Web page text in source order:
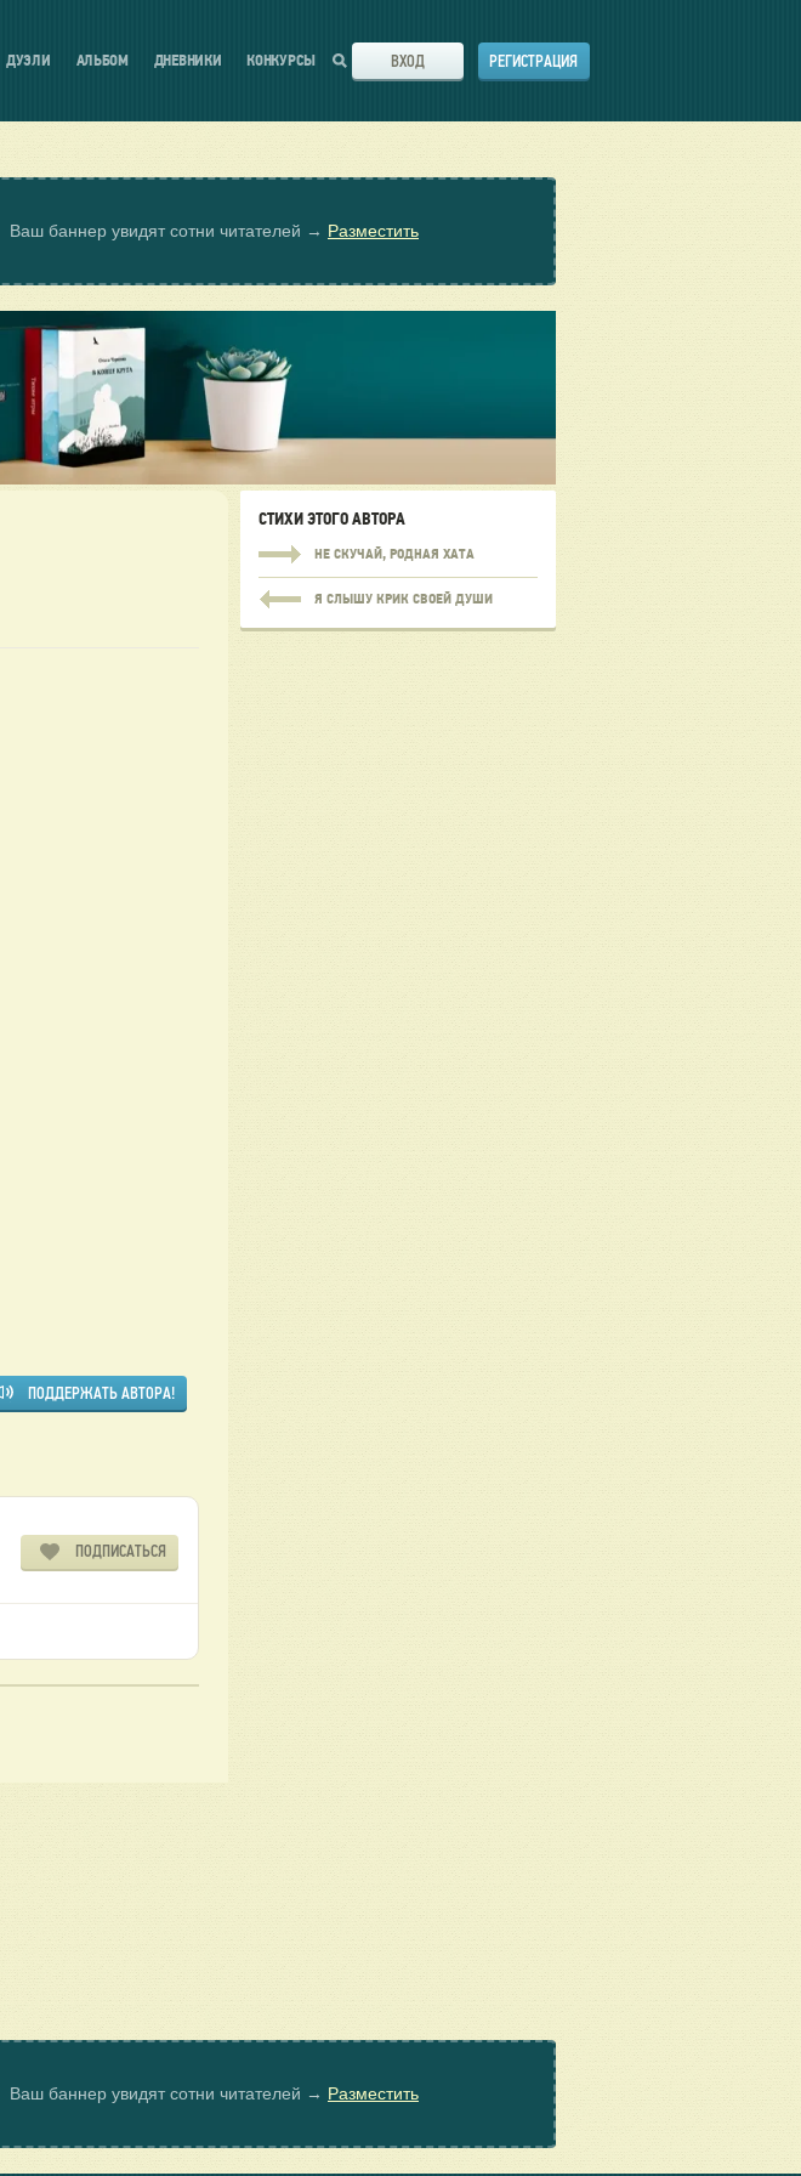
ДУЭЛИ АЛЬБОМ ДНЕВНИКИ КОНКУРСЫ ВХОД РЕГИСТРАЦИЯ
Ваш баннер увидят сотни читателей → Разместить
ПОДДЕРЖАТЬ АВТОРА!
ПОДПИСАТЬСЯ
СТИХИ ЭТОГО АВТОРА
НЕ СКУЧАЙ, РОДНАЯ ХАТА
Я СЛЫШУ КРИК СВОЕЙ ДУШИ
Ваш баннер увидят сотни читателей → Разместить